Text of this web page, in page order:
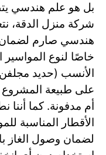
بل هو علم هندسي
شركة منزل الدقة،
هندسي صارم لضمان
خاصًا لنوع المواسير
الأنسب (حديد
على طبيعة المشروع
أم مدفونة. كما أننا
الأقطار المناسبة
لضمان وصول الغاز